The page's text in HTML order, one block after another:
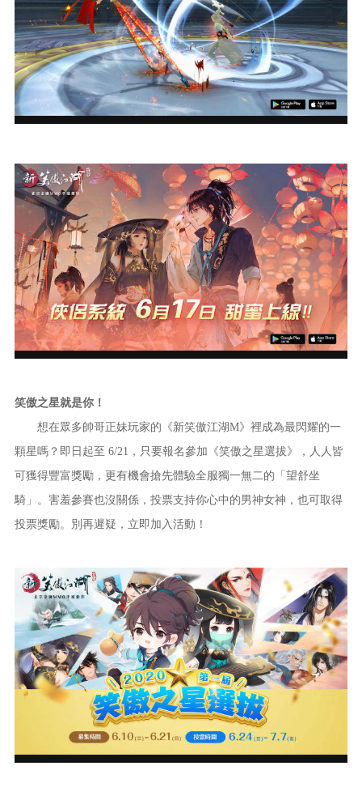
笑傲之星就是你！
想在眾多帥哥正妹玩家的《新笑傲江湖M》裡成為最閃耀的一
顆星嗎？即日起至 6/21，只要報名參加《笑傲之星選拔》，人人皆
可獲得豐富獎勵，更有機會搶先體驗全服獨一無二的「望舒坐
騎」。害羞參賽也沒關係，投票支持你心中的男神女神，也可取得
投票獎勵。別再遲疑，立即加入活動！